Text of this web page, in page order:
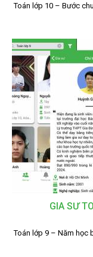
Toán lớp 10 – Bước
GIA SƯ
Toán lớp 9 – Năm học